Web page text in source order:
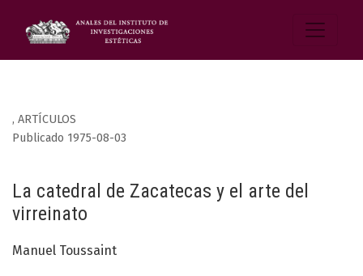
, ARTÍCULOS
La catedral de Zacatecas y el arte del
virreinato
Publicado 1975-08-03
Manuel Toussaint